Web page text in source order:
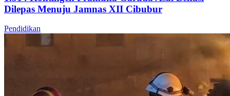
Dilepas Menuju Jamnas XII Cibubur
Pendidikan